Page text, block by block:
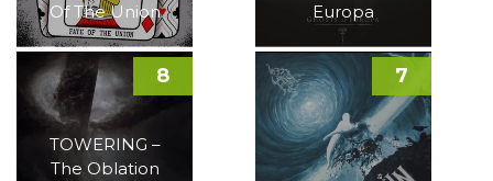
Of The Union
Europa
TOWERING –
The Oblation
8 7